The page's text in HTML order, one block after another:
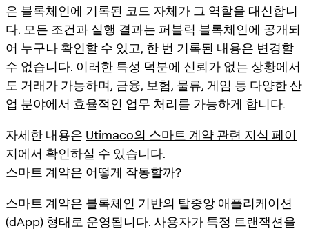
은 블록체인에 기록된 코드 자체가 그 역할을 대신합니
다. 모든 조건과 실행 결과는 퍼블릭 블록체인에 공개되
어 누구나 확인할 수 있고, 한 번 기록된 내용은 변경할
수 없습니다. 이러한 특성 덕분에 신뢰가 없는 상황에서
도 거래가 가능하며, 금융, 보험, 물류, 게임 등 다양한 산
업 분야에서 효율적인 업무 처리를 가능하게 합니다.
자세한 내용은 Utimaco의 스마트 계약 관련 지식 페이
지에서 확인하실 수 있습니다.
스마트 계약은 어떻게 작동할까?
스마트 계약은 블록체인 기반의 탈중앙 애플리케이션
(dApp) 형태로 운영됩니다. 사용자가 특정 트랜잭션을